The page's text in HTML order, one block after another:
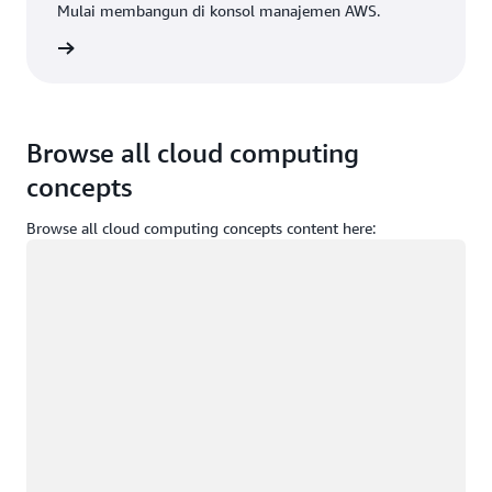
Mulai membangun di konsol manajemen AWS.
Browse all cloud computing
concepts
Browse all cloud computing concepts content here: